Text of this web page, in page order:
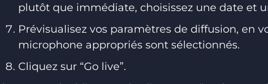
plutôt que immédiate, choisissez une date et
Prévisualisez vos paramètres de diffusion, en
microphone appropriés sont sélectionnés.
Cliquez sur “Go live”.